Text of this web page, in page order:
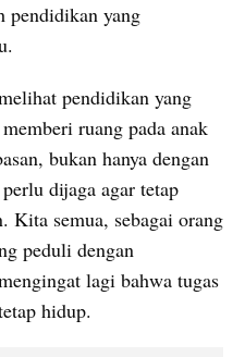
pendidikan yang
pendidikan yang
ruang pada anak
bukan hanya dengan
dijaga agar tetap
Kita semua, sebagai orang
peduli dengan
lagi bahwa tugas
hidup.